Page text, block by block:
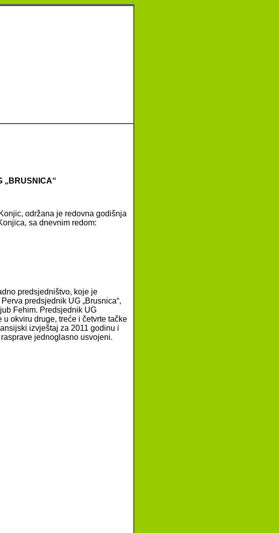
„BRUSNICA“
održana je redovna godišnja
sa dnevnim redom:
predsjedništvo, koje je
predsjednik UG „Brusnica“,
Fehim. Predsjednik UG
u okviru druge, treće i četvrte tačke
izvještaj za 2011 godinu i
jednoglasno usvojeni.